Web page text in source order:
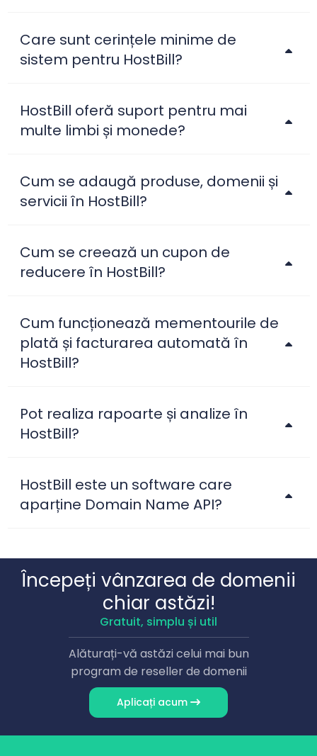
Care sunt cerințele minime de
sistem pentru HostBill?
HostBill oferă suport pentru mai
multe limbi și monede?
Cum se adaugă produse, domenii și
servicii în HostBill?
Cum se creează un cupon de
reducere în HostBill?
Cum funcționează mementourile de
plată și facturarea automată în
HostBill?
Pot realiza rapoarte și analize în
HostBill?
HostBill este un software care
aparține Domain Name API?
Începeți vânzarea de domenii
chiar astăzi!
Gratuit, simplu și util
Alăturați-vă astăzi celui mai bun
program de reseller de domenii
Aplicați acum